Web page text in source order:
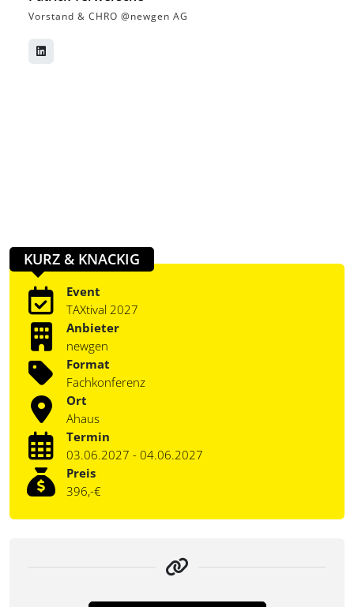
Vorstand & CHRO @newgen AG
KURZ & KNACKIG
Event
TAXtival 2027
Anbieter
newgen
Format
Fachkonferenz
Ort
Ahaus
Termin
03.06.2027 - 04.06.2027
Preis
396,-€